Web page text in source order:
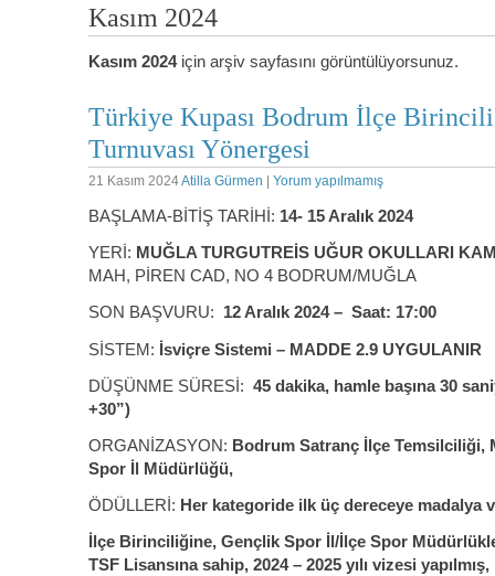
Kasım 2024
Kasım 2024için arşiv sayfasını görüntülüyorsunuz.
Türkiye Kupası Bodrum İlçe
Turnuvası Yönergesi
21 Kasım 2024Atilla Gürmen Yorum yapılmamış
BAŞLAMA-BİTİŞ TARİHİ: 14- 15 Aralık 2024
YERİ: MUĞLA TURGUTREİS UĞUR OKULLARI
MAH, PİREN CAD, NO 4 BODRUM/MUĞLA
SON BAŞVURU: 12 Aralık 2024 – Saat: 17:00
SİSTEM: İsviçre Sistemi – MADDE 2.9 UYGULANIR
DÜŞÜNME SÜRESİ: 45 dakika, hamle başına 30
+30”)
ORGANİZASYON: Bodrum Satranç İlçe Temsilciliği,
Spor İl Müdürlüğü,
ÖDÜLLERİ: Her kategoride ilk üç dereceye madalya
İlçe Birinciliğine, Gençlik Spor İl/İlçe Spor
TSF Lisansına sahip, 2024 – 2025 yılı vizesi